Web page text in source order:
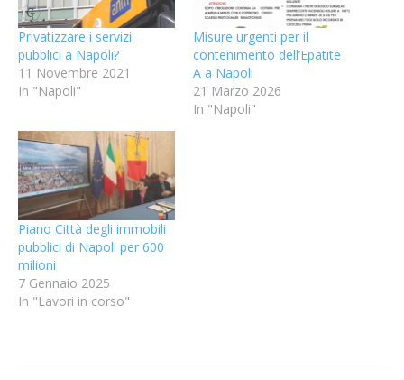
Privatizzare i servizi
pubblici a Napoli?
11 Novembre 2021
In "Napoli"
Misure urgenti per il
contenimento dell’Epatite
A a Napoli
21 Marzo 2026
In "Napoli"
Piano Città degli immobili
pubblici di Napoli per 600
milioni
7 Gennaio 2025
In "Lavori in corso"